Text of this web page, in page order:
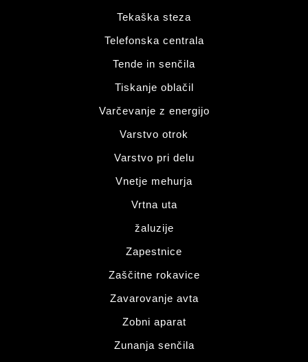
Tekaška steza
Telefonska centrala
Tende in senčila
Tiskanje oblačil
Varčevanje z energijo
Varstvo otrok
Varstvo pri delu
Vnetje mehurja
Vrtna uta
žaluzije
Zapestnice
Zaščitne rokavice
Zavarovanje avta
Zobni aparat
Zunanja senčila